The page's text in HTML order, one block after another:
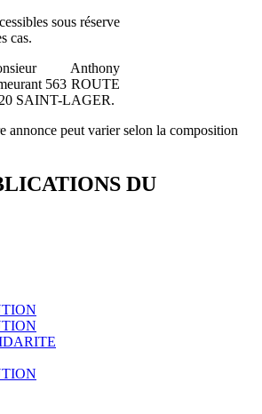
sous réserve
cas.
Anthony
563 ROUTE
SAINT-LAGER.
annonce peut varier selon la composition
DU